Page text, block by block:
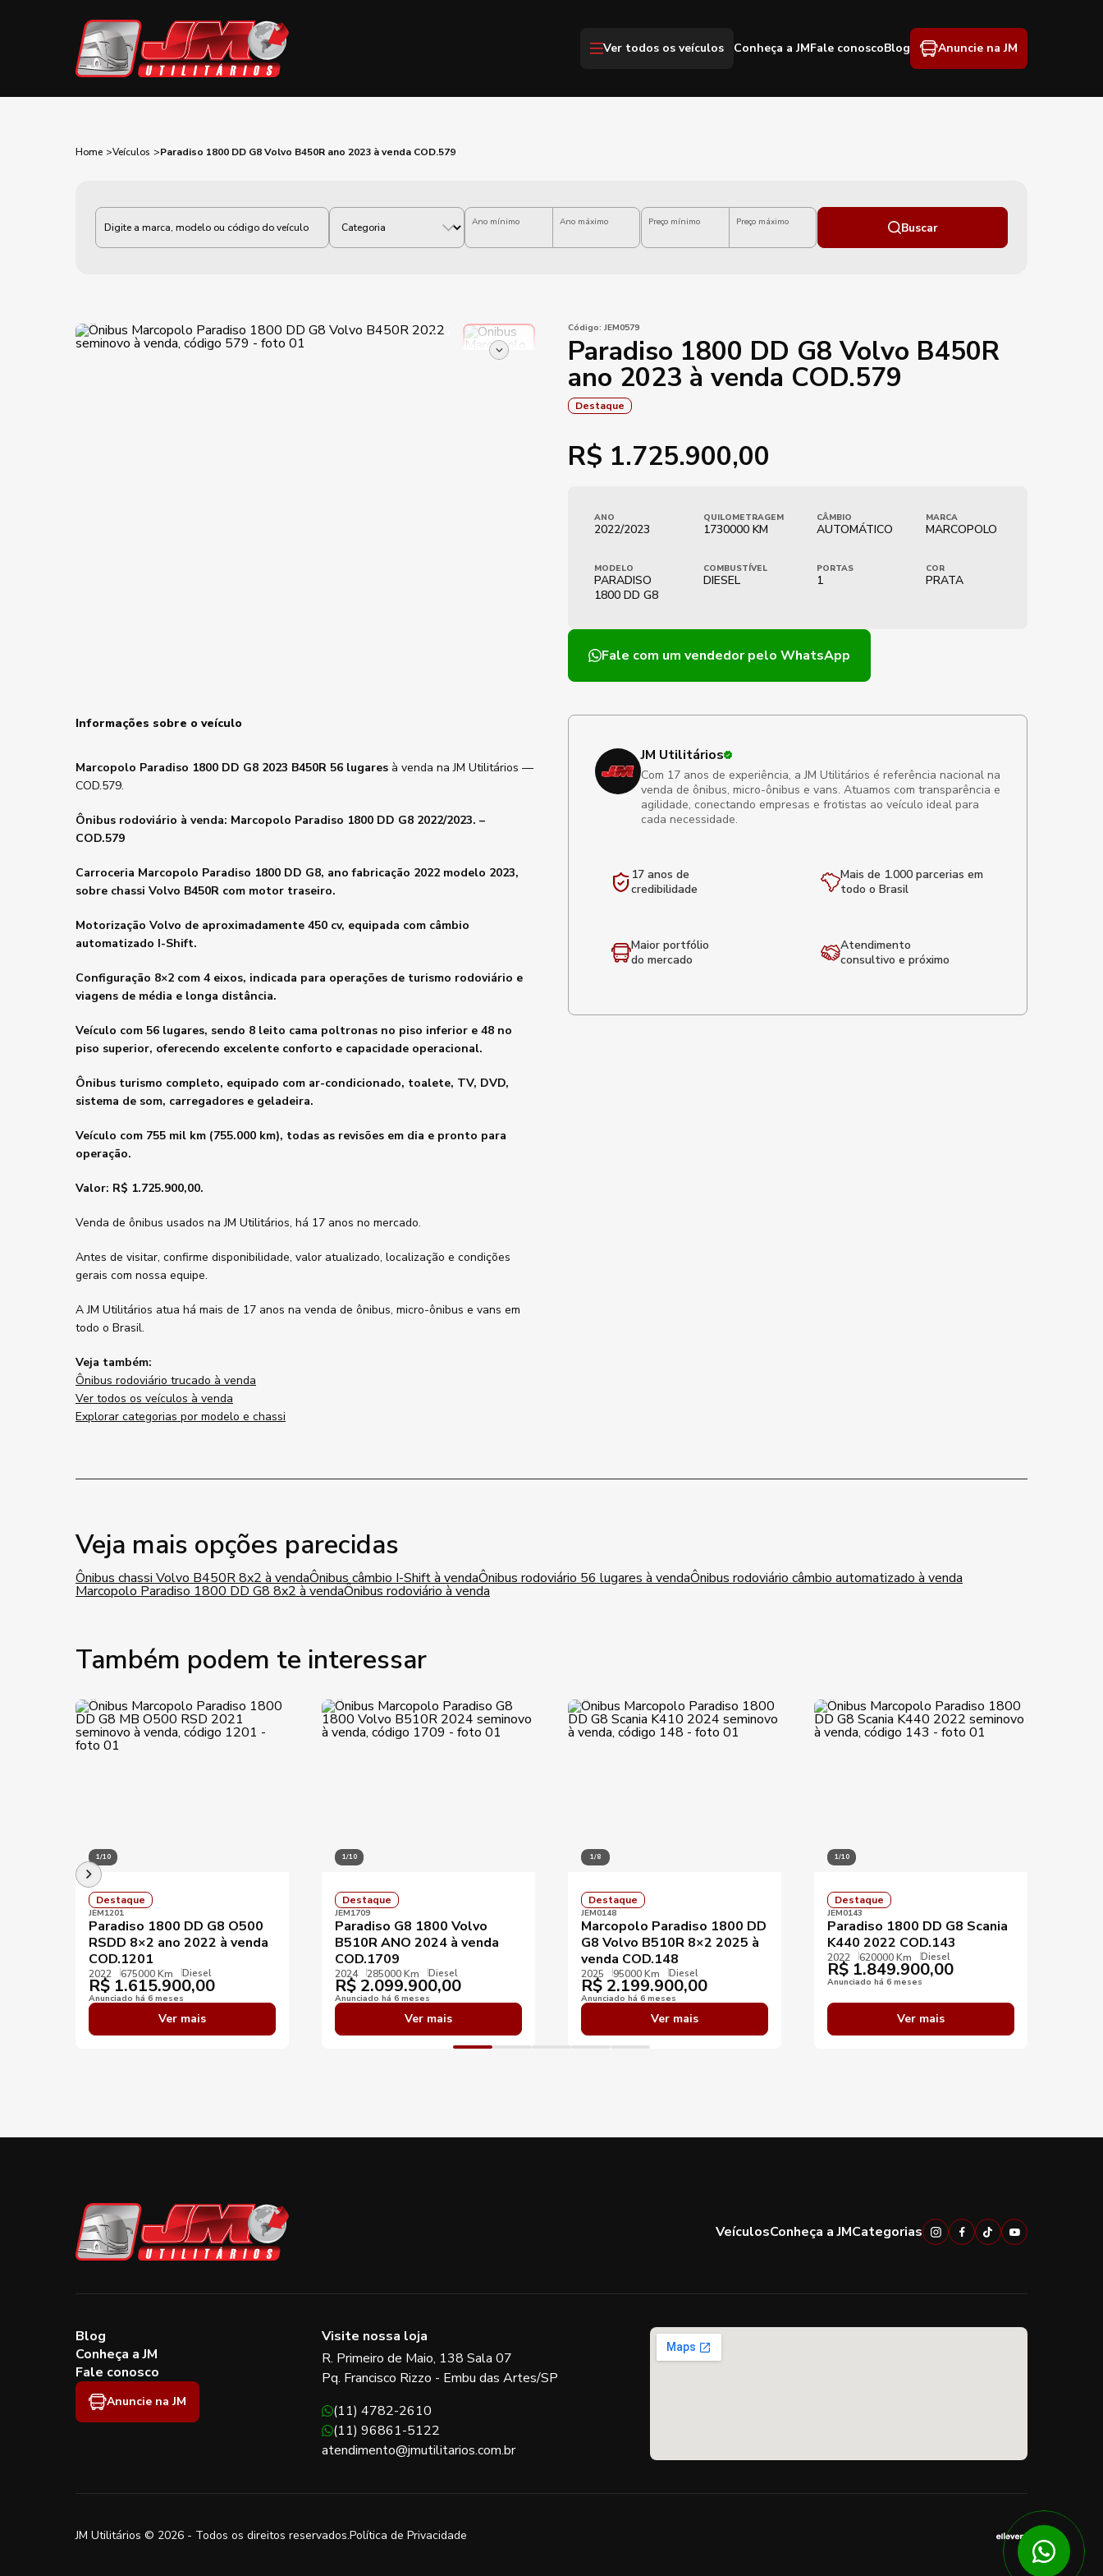
Ver todos os veículos Conheça a JMFale conoscoBlog Anuncie na JM
Home Veículos Paradiso 1800 DD G8 Volvo B450R ano 2023 à venda COD.579
Categoria Ano mínimo Ano máximo Preço mínimo Preço máximo Buscar
Código: JEM0579
Paradiso 1800 DD G8 Volvo B450R
ano 2023 à venda COD.579
Destaque
R$ 1.725.900,00
ANO
2022/2023
QUILOMETRAGEM
1730000 KM
CÂMBIO
AUTOMÁTICO
MARCA
MARCOPOLO
MODELO
PARADISO
1800 DD G8
COMBUSTÍVEL
DIESEL
PORTAS
1
COR
PRATA
Fale com um vendedorpelo WhatsApp
Informações sobre o veículo
Marcopolo Paradiso 1800 DD G8 2023 B450R 56 lugares à venda na JM Utilitários —
COD.579.
Ônibus rodoviário à venda: Marcopolo Paradiso 1800 DD G8 2022/2023. –
COD.579
Carroceria Marcopolo Paradiso 1800 DD G8, ano fabricação 2022 modelo 2023,
sobre chassi Volvo B450R com motor traseiro.
Motorização Volvo de aproximadamente 450 cv, equipada com câmbio
automatizado I-Shift.
Configuração 8×2 com 4 eixos, indicada para operações de turismo rodoviário e
viagens de média e longa distância.
Veículo com 56 lugares, sendo 8 leito cama poltronas no piso inferior e 48 no
piso superior, oferecendo excelente conforto e capacidade operacional.
Ônibus turismo completo, equipado com ar-condicionado, toalete, TV, DVD,
sistema de som, carregadores e geladeira.
Veículo com 755 mil km (755.000 km), todas as revisões em dia e pronto para
operação.
Valor: R$ 1.725.900,00.
Venda de ônibus usados na JM Utilitários, há 17 anos no mercado.
Antes de visitar, confirme disponibilidade, valor atualizado, localização e condições
gerais com nossa equipe.
A JM Utilitários atua há mais de 17 anos na venda de ônibus, micro-ônibus e vans em
todo o Brasil.
Veja também:
Ônibus rodoviário trucado à venda
Ver todos os veículos à venda
Explorar categorias por modelo e chassi
JM Utilitários
Com 17 anos de experiência, a JM Utilitários é referência nacional na
venda de ônibus, micro-ônibus e vans. Atuamos com transparência e
agilidade, conectando empresas e frotistas ao veículo ideal para
cada necessidade.
17 anos de
credibilidade
Mais de 1.000 parcerias em
todo o Brasil
Maior portfólio
do mercado
Atendimento
consultivo e próximo
Veja mais opções parecidas
Ônibus chassi Volvo B450R 8x2 à vendaÔnibus câmbio I-Shift à vendaÔnibus rodoviário 56 lugares à vendaÔnibus rodoviário câmbio automatizado à venda
Marcopolo Paradiso 1800 DD G8 8x2 à vendaÔnibus rodoviário à venda
Também podem te interessar
1/10
Destaque
JEM1201
Paradiso 1800 DD G8 O500
RSDD 8×2 ano 2022 à venda
COD.1201
2022 675000 Km Diesel
R$ 1.615.900,00
Anunciado há 6 meses
Ver mais
1/10
Destaque
JEM1709
Paradiso G8 1800 Volvo
B510R ANO 2024 à venda
COD.1709
2024 285000 Km Diesel
R$ 2.099.900,00
Anunciado há 6 meses
Ver mais
1/8
Destaque
JEM0148
Marcopolo Paradiso 1800 DD
G8 Volvo B510R 8×2 2025 à
venda COD.148
2025 95000 Km Diesel
R$ 2.199.900,00
Anunciado há 6 meses
Ver mais
1/10
Destaque
JEM0143
Paradiso 1800 DD G8 Scania
K440 2022 COD.143
2022 620000 Km Diesel
R$ 1.849.900,00
Anunciado há 6 meses
Ver mais
VeículosConheça a JMCategorias
Blog
Conheça a JM
Fale conosco
Anuncie na JM
Visite nossa loja
R. Primeiro de Maio, 138 Sala 07
Pq. Francisco Rizzo - Embu das Artes/SP
(11) 4782-2610
(11) 96861-5122
atendimento@jmutilitarios.com.br
JM Utilitários © 2026 - Todos os direitos reservados.Política de Privacidade